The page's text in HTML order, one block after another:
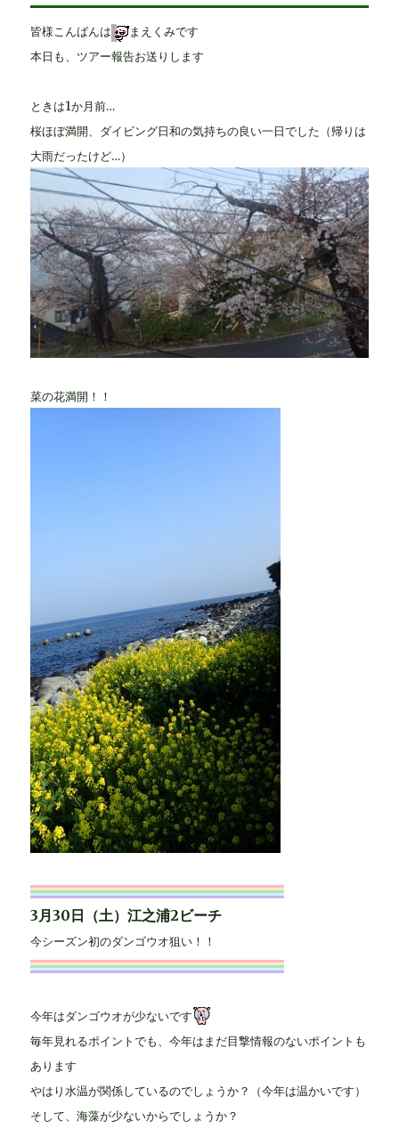
皆様こんばんは
まえくみです
本日も、ツアー報告お送りします
ときは1か月前…
桜ほぼ満開、ダイビング日和の気持ちの良い一日でした（帰りは
大雨だったけど…）
菜の花満開！！
3月30日（土）江之浦2ビーチ
今シーズン初のダンゴウオ狙い！！
今年はダンゴウオが少ないです
毎年見れるポイントでも、今年はまだ目撃情報のないポイントも
あります
やはり水温が関係しているのでしょうか？（今年は温かいです）
そして、海藻が少ないからでしょうか？